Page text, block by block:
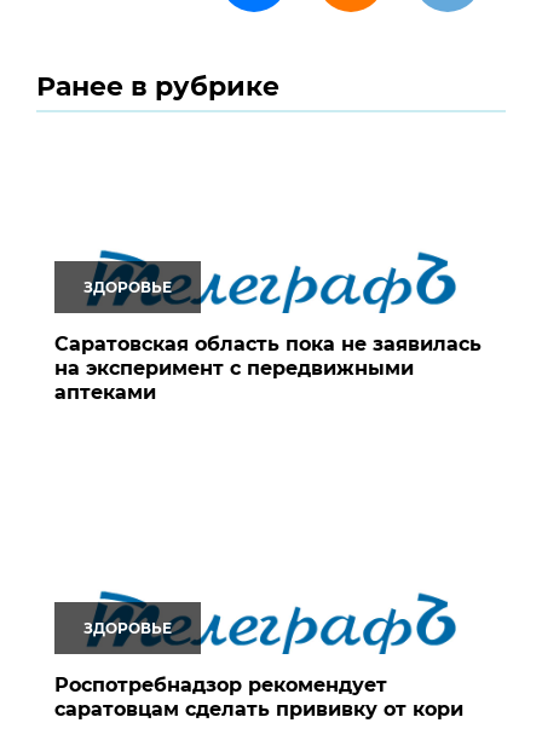
Ранее в рубрике
ЗДОРОВЬЕ
Саратовская область пока не заявилась
на эксперимент с передвижными
аптеками
ЗДОРОВЬЕ
Роспотребнадзор рекомендует
саратовцам сделать прививку от кори